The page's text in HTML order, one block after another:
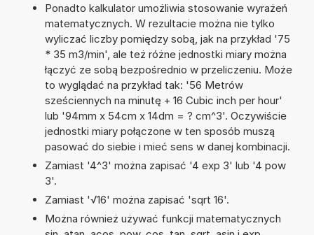
Ponadto kalkulator umożliwia stosowanie wyrażeń
matematycznych. W rezultacie można nie tylko
wyliczać liczby pomiędzy sobą, jak na przykład '75
* 35 m3/min', ale też różne jednostki miary można
łączyć ze sobą bezpośrednio w przeliczeniu. Może
to wyglądać na przykład tak: '56 Metrów
sześciennych na minutę + 16 Cubic inch per hour'
lub '94mm x 54cm x 14dm = ? cm^3'. Oczywiście
jednostki miary połączone w ten sposób muszą
pasować do siebie i mieć sens w danej kombinacji.
Zamiast '4^3' można zapisać '4 exp 3' lub '4 pow
3'.
Zamiast '√16' można zapisać 'sqrt 16'.
Można również używać funkcji matematycznych